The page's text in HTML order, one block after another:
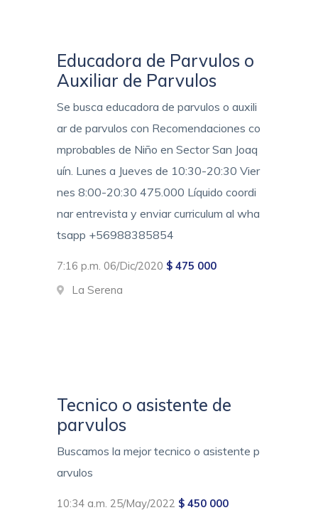
Educadora de Parvulos o
Auxiliar de Parvulos
Se busca educadora de parvulos o auxili
ar de parvulos con Recomendaciones co
mprobables de Niño en Sector San Joaq
uín. Lunes a Jueves de 10:30-20:30 Vier
nes 8:00-20:30 475.000 Líquido coordi
nar entrevista y enviar curriculum al wha
tsapp +56988385854
7:16 p.m. 06/Dic/2020 $ 475 000
La Serena
Tecnico o asistente de
parvulos
Buscamos la mejor tecnico o asistente p
arvulos
10:34 a.m. 25/May/2022 $ 450 000